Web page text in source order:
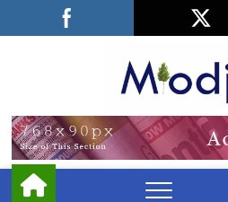
Facebook
LinkedIn